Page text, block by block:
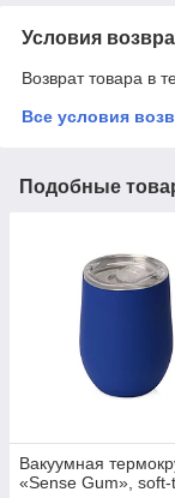
Условия
Возврат товара в
Все условия
Подобные
Вакуумная
«Sense Gum», soft-